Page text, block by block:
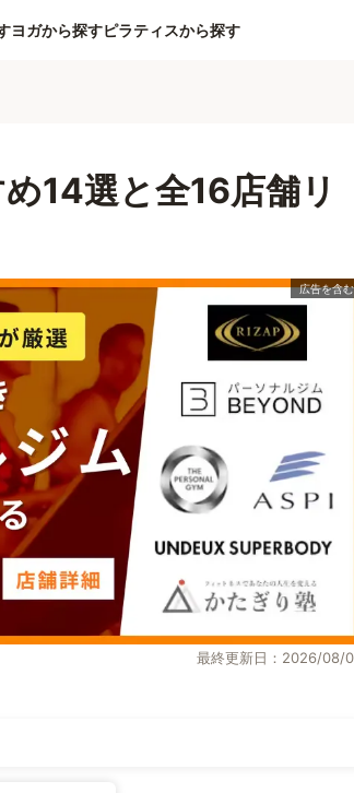
ヨガから探すピラティスから探す
14選と全16店舗リ
最終更新日：2026/08/